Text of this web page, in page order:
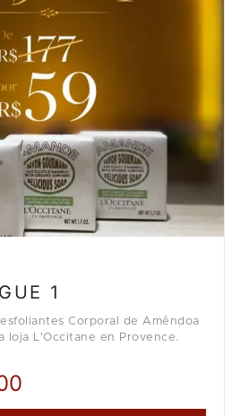
1
Corporal de Amêndoa
loja L'Occitane en Provence.